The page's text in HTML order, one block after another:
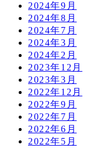
2024年9月
2024年8月
2024年7月
2024年3月
2024年2月
2023年12月
2023年3月
2022年12月
2022年9月
2022年7月
2022年6月
2022年5月